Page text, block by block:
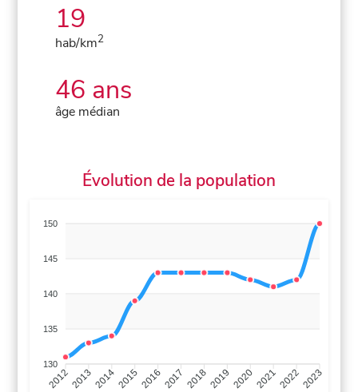
19
hab/km2
46 ans
âge médian
Évolution de la population
150
145
140
135
130
201220132014201520162017 20182019 2020202120222023